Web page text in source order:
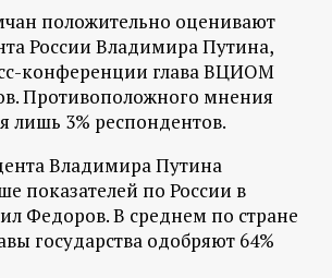
положительно оценивают
России Владимира Путина,
конференции глава ВЦИОМ
Противоположного мнения
лишь 3% респондентов.
Владимира Путина
показателей по России в
Федоров. В среднем по стране
государства одобряют 64%